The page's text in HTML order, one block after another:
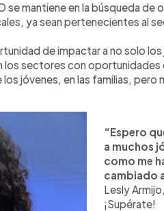
se mantiene en la búsqueda de
ya sean pertenecientes al
de impactar a no solo
los sectores con oportunidades
jóvenes, en las familias, pero
“Espero
a muchos
como me
cambiado
Lesly
¡Supérate!